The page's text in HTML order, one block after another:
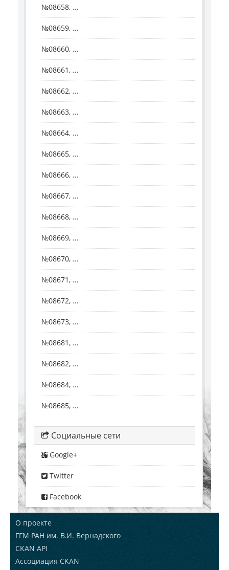
№08658, ...
№08659, ...
№08660, ...
№08661, ...
№08662, ...
№08663, ...
№08664, ...
№08665, ...
№08666, ...
№08667, ...
№08668, ...
№08669, ...
№08670, ...
№08671, ...
№08672, ...
№08673, ...
№08681, ...
№08682, ...
№08684, ...
№08685, ...
Социальные сети
Google+
Twitter
Facebook
О проекте
ГГМ РАН им. В.И. Вернадского
CKAN API
Ассоциация CKAN